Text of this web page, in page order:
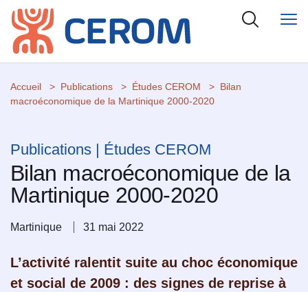
Accueil Publications Études CEROM
Bilan
macroéconomique de la Martinique 2000-2020
Publications | Études CEROM
Bilan macroéconomique de la
Martinique 2000-2020
Martinique 31 mai 2022
L’activité ralentit suite au choc économique
et social de 2009 : des signes de reprise à